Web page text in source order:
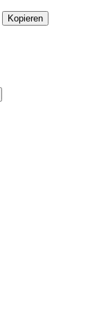
Kopieren